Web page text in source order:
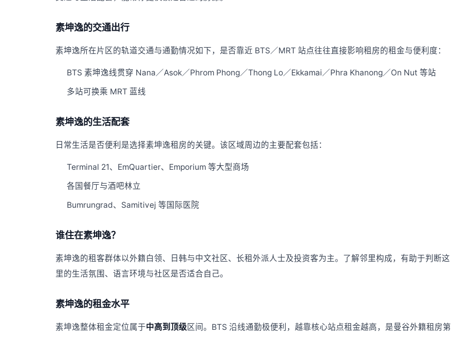
素坤逸的交通出行
素坤逸所在片区的轨道交通与通勤情况如下，是否靠近 BTS／MRT 站点往往直接影响租房的租金与便利度：
BTS 素坤逸线贯穿 Nana／Asok／Phrom Phong／Thong Lo／Ekkamai／Phra Khanong／On Nut 等站
多站可换乘 MRT 蓝线
素坤逸的生活配套
日常生活是否便利是选择素坤逸租房的关键。该区域周边的主要配套包括：
Terminal 21、EmQuartier、Emporium 等大型商场
各国餐厅与酒吧林立
Bumrungrad、Samitivej 等国际医院
谁住在素坤逸？
素坤逸的租客群体以外籍白领、日韩与中文社区、长租外派人士及投资客为主。了解邻里构成，有助于判断这
里的生活氛围、语言环境与社区是否适合自己。
素坤逸的租金水平
素坤逸整体租金定位属于中高到顶级区间。BTS 沿线通勤极便利，越靠核心站点租金越高，是曼谷外籍租房第